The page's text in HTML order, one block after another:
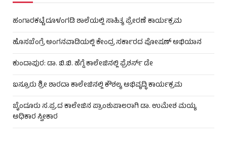
ಹಂಗಾರಕಟ್ಟೆ ದೂಳಂಗಡಿ ಶಾಲೆಯಲ್ಲಿ ಸಾಹಿತ್ಯ ಪ್ರೇರಣೆ ಕಾರ್ಯಕ್ರಮ
ಹೊಸಬೆಂಗ್ರೆ ಅಂಗನವಾಡಿಯಲ್ಲಿ ಕೇಂದ್ರ ಸರ್ಕಾರದ ಪೋಷಣ್ ಅಭಿಯಾನ
ಕುಂದಾಪುರ: ಡಾ. ಬಿ.ಬಿ. ಹೆಗ್ಡೆ ಕಾಲೇಜಿನಲ್ಲಿ ಫ್ರೆಶರ್ಸ್ ಡೇ
ಬಸ್ರೂರು ಶ್ರೀ ಶಾರದಾ ಕಾಲೇಜಿನಲ್ಲಿ ಕೌಶಲ್ಯ ಅಭಿವೃದ್ಧಿ ಕಾರ್ಯಕ್ರಮ
ಬೈಂದೂರು ಸ.ಪ್ರ.ದ ಕಾಲೇಜಿನ ಪ್ರಾಂಶುಪಾಲರಾಗಿ ಡಾ. ಉಮೇಶ ಮಯ್ಯ
ಅಧಿಕಾರ ಸ್ವೀಕಾರ